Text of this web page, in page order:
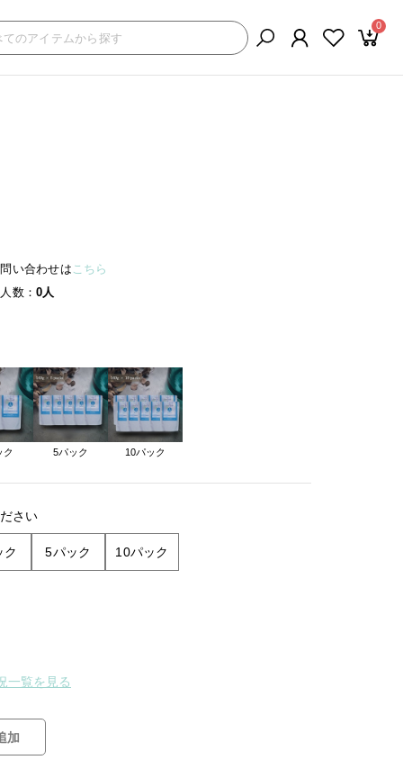
0
い合わせは こちら
数
0人
ク 5パック 10パック
さい
ク 5パック 10パック
一覧を見る
加